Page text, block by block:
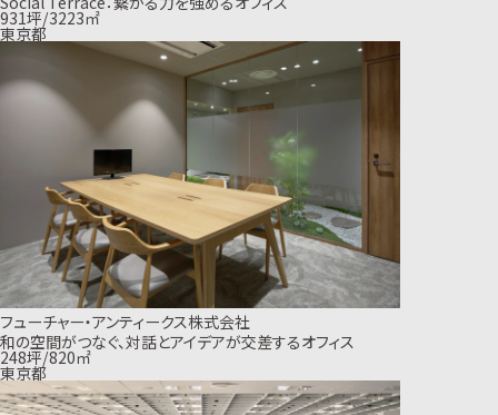
931坪/3223㎡
東京都
フューチャー・アンティークス株式会社
和の空間がつなぐ、対話とアイデアが交差するオフィス
248坪/820㎡
東京都